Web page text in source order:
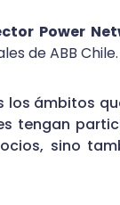
Power
de ABB Chile.
los ámbitos
tengan
sino